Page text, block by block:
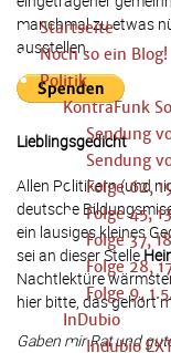
Startseite
Noch so ein Blog!
Politik
KontraFunk
Sendung
Sendung
Folge 62,
Folge 45,
Folge 37,
Folge 28,
Folge 9,
InDubio
Indubio
manchmal zu etwas
ausstellen.
Lieblingsgedicht
Allen Politikern (und
deutsche
ein lausiges kleines
sei an dieser Stelle
Nachtlektüre
hier bitte, das gehört
Gaben mir Rat und